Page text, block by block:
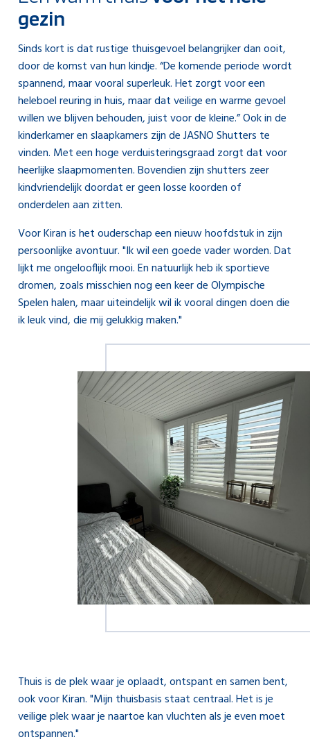
gezin
Sinds kort is dat rustige thuisgevoel belangrijker dan ooit,
door de komst van hun kindje. “De komende periode wordt
spannend, maar vooral superleuk. Het zorgt voor een
heleboel reuring in huis, maar dat veilige en warme gevoel
willen we blijven behouden, juist voor de kleine.” Ook in de
kinderkamer en slaapkamers zijn de JASNO Shutters te
vinden. Met een hoge verduisteringsgraad zorgt dat voor
heerlijke slaapmomenten. Bovendien zijn shutters zeer
kindvriendelijk doordat er geen losse koorden of
onderdelen aan zitten.
Voor Kiran is het ouderschap een nieuw hoofdstuk in zijn
persoonlijke avontuur. "Ik wil een goede vader worden. Dat
lijkt me ongelooflijk mooi. En natuurlijk heb ik sportieve
dromen, zoals misschien nog een keer de Olympische
Spelen halen, maar uiteindelijk wil ik vooral dingen doen die
ik leuk vind, die mij gelukkig maken."
Thuis is de plek waar je oplaadt, ontspant en samen bent,
ook voor Kiran. "Mijn thuisbasis staat centraal. Het is je
veilige plek waar je naartoe kan vluchten als je even moet
ontspannen."